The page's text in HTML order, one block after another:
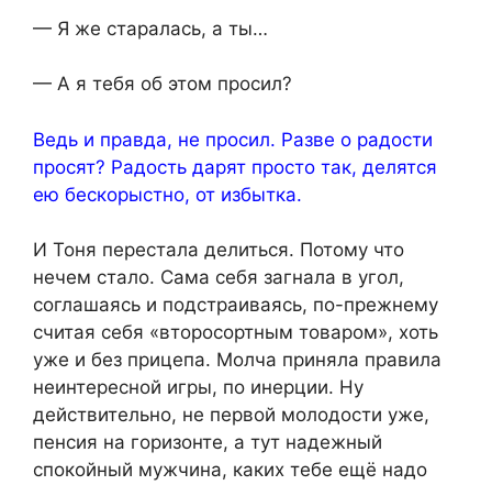
— Я же старалась, а ты…
— А я тебя об этом просил?
Ведь и правда, не просил. Разве о радости
просят? Радость дарят просто так, делятся
ею бескорыстно, от избытка.
И Тоня перестала делиться. Потому что
нечем стало. Сама себя загнала в угол,
соглашаясь и подстраиваясь, по-прежнему
считая себя «второсортным товаром», хоть
уже и без прицепа. Молча приняла правила
неинтересной игры, по инерции. Ну
действительно, не первой молодости уже,
пенсия на горизонте, а тут надежный
спокойный мужчина, каких тебе ещё надо